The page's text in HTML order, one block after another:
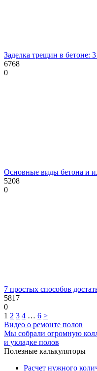
Заделка трещин в бетоне:
6768
0
Основные виды бетона и
5208
0
7 простых способов
5817
0
1 2 3 4 … 6 >
Видео о ремонте полов
Мы собрали огромную
и укладке полов
Полезные калькуляторы
Расчет нужного